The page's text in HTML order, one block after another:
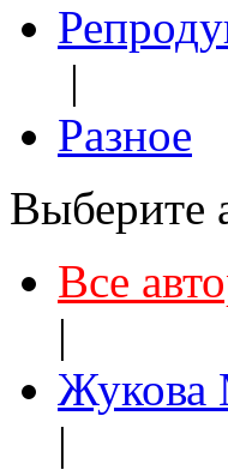
|
Разное
Выберите
Все
|
|